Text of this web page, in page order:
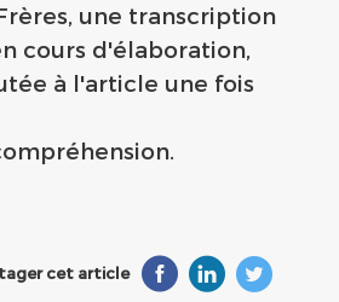
une transcription
cours d'élaboration,
à l'article une fois
cet article